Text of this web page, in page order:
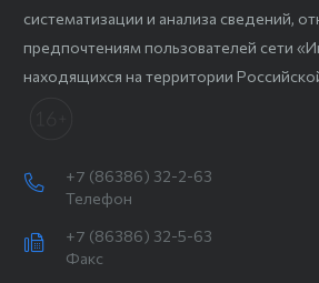
систематизации и анализа сведений,
предпочтениям пользователей сети
находящихся на территории
+7 (86386) 32-2-63
Телефон
+7 (86386) 32-5-63
Факс